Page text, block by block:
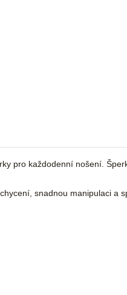
pro každodenní nošení.
snadnou manipulaci a